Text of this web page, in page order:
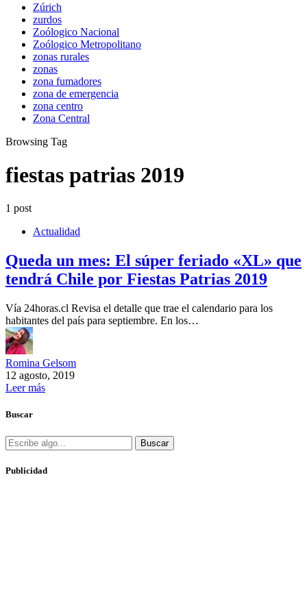
Zúrich
zurdos
Zoólogico Nacional
Zoólogico Metropolitano
zonas rurales
zonas
zona fumadores
zona de emergencia
zona centro
Zona Central
Browsing Tag
fiestas patrias 2019
1 post
Actualidad
Queda un mes: El súper feriado «XL» que
tendrá Chile por Fiestas Patrias 2019
Vía 24horas.cl Revisa el detalle que trae el calendario para los
habitantes del país para septiembre. En los…
Romina Gelsom
12 agosto, 2019
Leer más
Buscar
Buscar
Publicidad